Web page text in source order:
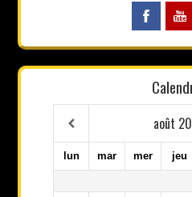
août
lun mar mer jeu